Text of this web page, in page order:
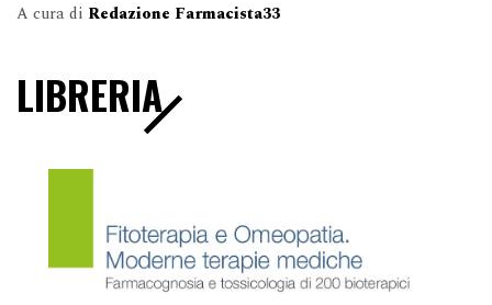
A cura di Redazione Farmacista33
LIBRERIA